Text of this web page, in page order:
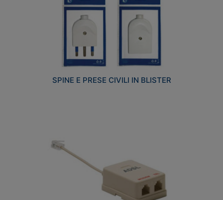
SPINE E PRESE CIVILI IN BLISTER